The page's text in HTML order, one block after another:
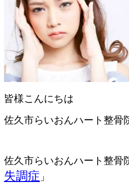
皆様こんにちは
佐久市らいおんハート整骨
佐久市らいおんハート整骨
失調症 」